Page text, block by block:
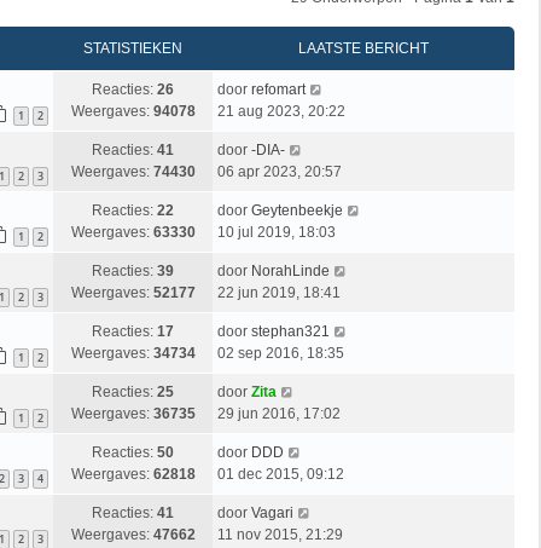
STATISTIEKEN LAATSTE BERICHT
1 2
Reacties: 26
Weergaves: 94078
door refomart
21 aug 2023, 20:22
1 2 3
Reacties: 41
Weergaves: 74430
door -DIA-
06 apr 2023, 20:57
1 2
Reacties: 22
Weergaves: 63330
door Geytenbeekje
10 jul 2019, 18:03
1 2 3
Reacties: 39
Weergaves: 52177
door NorahLinde
22 jun 2019, 18:41
1 2
Reacties: 17
Weergaves: 34734
door stephan321
02 sep 2016, 18:35
1 2
Reacties: 25
Weergaves: 36735
door Zita
29 jun 2016, 17:02
2 3 4
Reacties: 50
Weergaves: 62818
door DDD
01 dec 2015, 09:12
1 2 3
Reacties: 41
Weergaves: 47662
door Vagari
11 nov 2015, 21:29